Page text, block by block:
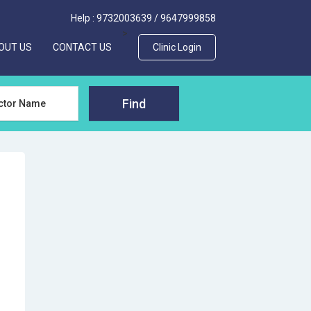
Help : 9732003639 /9647999858
US CONTACT US
>
Clinic Login
Find